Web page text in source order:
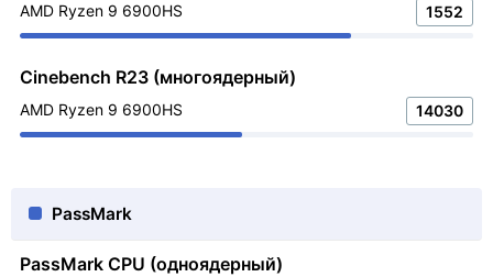
AMD Ryzen 9 6900HS 1552
Cinebench R23 (многоядерный)
AMD Ryzen 9 6900HS 14030
PassMark
PassMark CPU (одноядерный)